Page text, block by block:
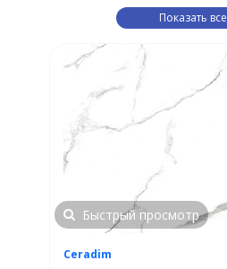
Показать все
Быстрый просмотр
Ceradim